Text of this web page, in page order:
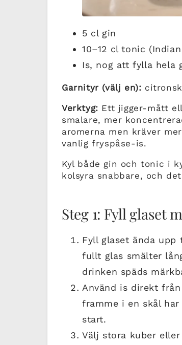
5 cl gin
10–12 cl tonic
Is, nog att fylla hela
Garnityr (välj en):
Verktyg: Ett jigger-mått
smalare, mer
aromerna men kräver
vanlig fryspåse-is.
Kyl både gin och tonic i
kolsyra snabbare, och
Steg 1: Fyll glaset
Fyll glaset ända
fullt glas smälter
drinken späds
Använd is direkt
framme i en skål
start.
Välj stora kuber